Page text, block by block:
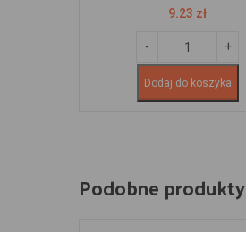
9.23 zł
Dodaj do koszyka
Podobne produkty